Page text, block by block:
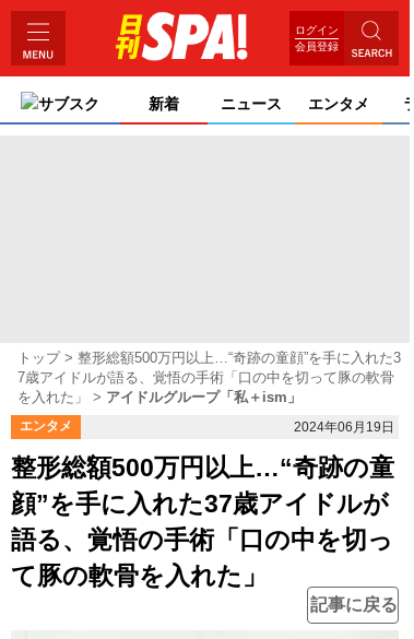
ログイン
会員登録
サブスク 新着 ニュース エンタメ
トップ
整形総額500万円以上…“奇跡の童顔”を手に入れた3
7歳アイドルが語る、覚悟の手術「口の中を切って豚の軟骨
を入れた」
アイドルグループ「私＋ism」
エンタメ 2024年06月19日
整形総額500万円以上…“奇跡の童
顔”を手に入れた37歳アイドルが
語る、覚悟の手術「口の中を切っ
て豚の軟骨を入れた」
記事に戻る